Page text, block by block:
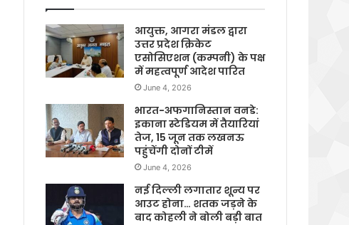
आयुक्त, आगरा मंडल द्वारा
उत्तर प्रदेश क्रिकेट
एसोसिएशन (कम्पनी) के पक्ष
में महत्वपूर्ण आदेश पारित
June 4, 2026
भारत-अफगानिस्तान वनडे:
इकाना स्टेडियम में तैयारियां
तेज, 15 जून तक लखनऊ
पहुंचेंगी दोनों टीमें
June 4, 2026
नई दिल्ली लगातार शून्य पर
आउट होना… शतक जड़ने के
बाद कोहली ने बोली बड़ी बात